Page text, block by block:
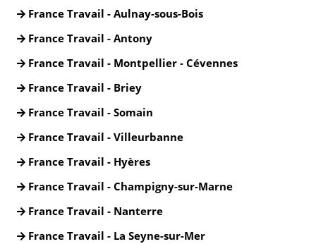
France Travail - Aulnay-sous-Bois
France Travail - Antony
France Travail - Montpellier - Cévennes
France Travail - Briey
France Travail - Somain
France Travail - Villeurbanne
France Travail - Hyères
France Travail - Champigny-sur-Marne
France Travail - Nanterre
France Travail - La Seyne-sur-Mer